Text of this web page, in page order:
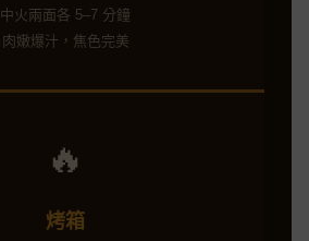
中火兩面各 5–7 分鐘
肉嫩爆汁，焦色完美
🔥
烤箱